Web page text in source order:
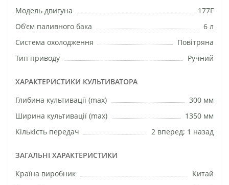
Модель двигуна
177F
Об'єм паливного бака
6 л
Система охолодження
Повітряна
Тип приводу
Ручний
ХАРАКТЕРИСТИКИ КУЛЬТИВАТОРА
Глибина культивації (max)
300 мм
Ширина культивації (max)
1350 мм
Кількість передач
2 вперед; 1 назад
ЗАГАЛЬНІ ХАРАКТЕРИСТИКИ
Країна виробник
Китай